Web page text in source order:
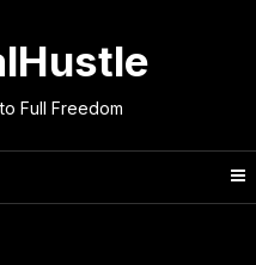
Full Freedom